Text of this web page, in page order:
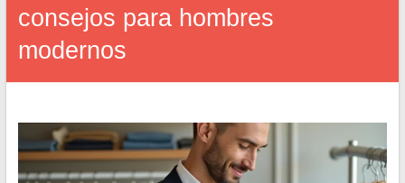
consejos para hombres
modernos